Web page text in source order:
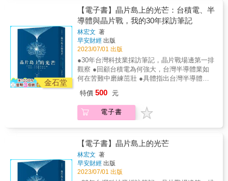
作者 克里斯．米勒／《晶片戰爭》作者 馬修．
柏爾／《元宇宙》作者 「本書深刻剖析『輝達
崛起』這個當代最精彩非凡的企業故事。」
――《致富心態》作者摩根．豪瑟 「《輝達之
道》是一部引人入勝的歷史，講述輝達意外崛
起到立於科技界顛峰，並有力證明了創辦人黃
仁勳名列史上偉大的CEO之林。」 ――《晶片
戰爭》作者克里斯．米勒 「這是世界上最重要
的公司之一輝達的迷人歷史，以及它為何成就
偉大。作者巧妙地講述了輝達令人難以置信的
科學家和員工的獨特理念、動機和賭注。」
&mdash;&mdash;馬修．鮑爾，《元宇宙》作
者
來還要繼續努力。一一探討「護國神山」台積
電與全球經濟產業發展不能沒有台積電的真相
！．專訪：台積電劉德音董事長、台灣DRAM
教父高啟全．針對台積電在美國亞利桑那設
廠，所謂「去台化」，提出另類分析，它其實
關乎美國在軍事太空繼續領先的重要性。．台
積電10年內仍無對手，全球化布局解析
未來十年，如果沒有追上AI、經濟、產業競爭
力將落於下風，本書作了許多描述、分析。由
於全球90%先進晶片掌握在台積電手裡，台積
電一旦受到外力影響，停止供應先進晶片，對
全世界的經濟、產業，將是一場大災難！台積
電可以說因應大環境的需要，從90 年代技術自
主研發開始，經過三十幾年，已打好了精密晶
片量產高良率的基樁，為AI 化時代的來臨，做
業，排列於後的九家競爭同業相較，已搶佔了
先機。然而，因應這四大特性的變化與需求，
如何在「光電傳導」、「元件更微小化」、
「第四類半導體材料商品化」等幾個先進領
來還要繼續努力。一一探討「護國神山」台積
電與全球經濟產業發展不能沒有台積電的真相
！．專訪：台積電劉德音董事長、台灣DRAM
教父高啟全．針對台積電在美國亞利桑那設
廠，所謂「去台化」，提出另類分析，它其實
耶（Philipp Meyer） 《美國銹跡》（American
Rust）和《兒子》（The Son）的暢銷書作者
我讀過最具爆炸性、令人耳目一新的商業書籍
—而且也是最有趣的。 布萊利‧霍普（Bradley
Hope） 《紐約時報》暢銷書《鯨吞億萬》
（bestseller Billion Dollar Whale）的共同作者
毀滅性……充滿令人愉快的可怕軼事。 貝瑟尼‧
麥克林（Bethany McLean） 《房間裡最精明
的人》（The Smartest Guys in the Room）的
暢銷書作者這是一本好書……每個人都應該
《Pivot》的聯合主持人這是一本極好的書，內
容充滿了令人不舒服的細節……是有關華爾街
的最佳書籍之一。《暗黑原則》是完美的憤怒
柯普蘭這位機智而有趣的作家，將一把火燒向
達利歐作為華爾街天才的名聲……結果是對無
約束的財富與不理智的愚蠢，碰撞出極具娛樂
性的描繪。 《出版人週刊》（Publishers
的心理和道德極限作鬥爭。 這是一個警示故
事，對於任何堅信賺取大量金錢與揭示人性原
則有任何關聯的人。【推薦人】瓦基｜「閱讀
前哨站」站長李全興（老查）｜數位轉型顧問
李麗美 Limei Lee｜旅美書評人許繼元
Mr.Market 市場先生｜財經作家游庭皓｜財經直
播主雷浩斯｜價值投資者/財經作家【各界好
評】終於，億萬富翁哲學家國王的時代有了一
本具有定義性的書籍。《暗黑原則》是一部緊
Burrough） 《門口的野蠻人》（Barbarians at
the Gate）作者這是一個關於華爾街最有名人
物的經典美國故事—或者說他看似的樣子。
Rust）和《兒子》（The Son）的暢銷書作者
我讀過最具爆炸性、令人耳目一新的商業書籍
—而且也是最有趣的。 布萊利‧霍普（Bradley
Hope） 《紐約時報》暢銷書《鯨吞億萬》
（bestseller Billion Dollar Whale）的共同作者
預知爭端，才能解決爭端！萬國法律事務所粹
鍊50年的爭議處理經驗，透過２１堂課╳４大
利害關係人的角度╳８大傳承工具的使用時
機，解開看似難解又神祕的傳承議題。隨著臺
灣家族企業的蓬勃發展，財富累積遍及全球，
如何把家族財富、價值觀及家族治理模式代代
相傳，成了企業家們迫在眉睫的難題，尤其臺
灣七成的上市櫃公司都是家族企業，許多第一
代創辦人已面臨退休交棒的問題。知名法律事
務所萬國法律將帶你一探家族傳承的法律攻防
傳承工具，圖解與對照現實生活中的真實案
例，為您的財富、資產、傳承打下穩固基礎！
【８大傳承工具】如何利用贈與、遺囑這類傳
股公司、閉鎖性公司來防止股權過於分散或落
入外人之手？如何運用基金會的功能來傳承家
族理念、價值與文化？如何設立信託讓後代得
以生活無憂，同時又不違背傳承者的初衷？如
金石堂
【電子書】晶片島上的光芒：台積電、半
導體與晶片戰，我的30年採訪筆記
林宏文 著
早安財經 出版
2023/07/01 出版
●30年台灣科技業採訪筆記，晶片戰場邊第一排
觀察 ●回顧台積電為何強大，台灣半導體業如
何在苦難中磨練茁壯 ●具體指出台灣半導體業
半導體業的實力與挑戰，一位資深科技記者的
30年觀察 從Made in Taiwan到Made by Taiwan
夏韻芬《理財生活通》、環宇電台《陽明交大
第一排見證台灣半導體業從成長、茁壯到光芒
四射。他根據過去的採訪筆記與評論，透過台
積電成功背後的故事、張忠謀的管理哲學、競
爭策略與傳承交棒等第一手觀察，解讀在地緣
政治下，台積電的美日投資與合作、全球半導
特價 500 元
電子書
【電子書】晶片島上的光芒
林宏文 著
早安財經 出版
2023/07/01 出版